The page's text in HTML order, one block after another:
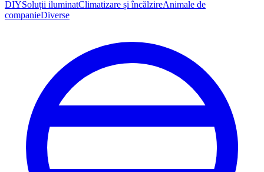
DIYSoluții iluminatClimatizare și încălzireAnimale de
companieDiverse